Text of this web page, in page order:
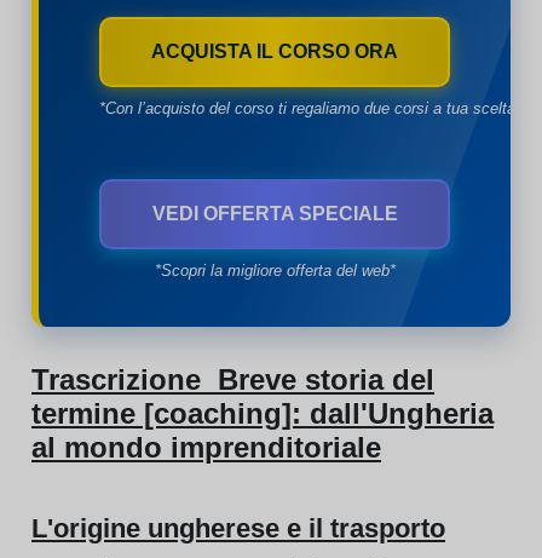
ACQUISTA IL CORSO ORA
*Con l’acquisto del corso ti regaliamo due corsi a tua scelta*
VEDI OFFERTA SPECIALE
*Scopri la migliore offerta del web*
Trascrizione Breve storia del
termine [coaching]: dall'Ungheria
al mondo imprenditoriale
L'origine ungherese e il trasporto